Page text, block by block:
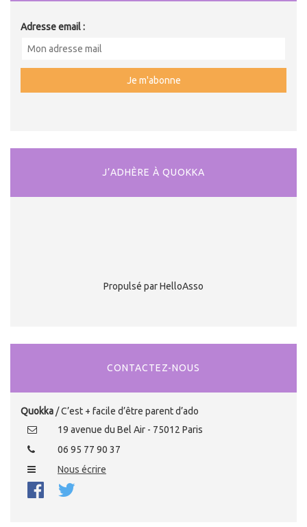
Adresse email :
J’ADHÈRE À QUOKKA
Propulsé par HelloAsso
CONTACTEZ-NOUS
Quokka/ C’est + facile d’être parent d’ado
19 avenue du Bel Air - 75012 Paris
06 95 77 90 37
Nous écrire